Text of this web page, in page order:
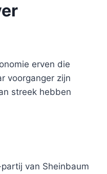
erven die
voorganger zijn
streek hebben
van Sheinbaum